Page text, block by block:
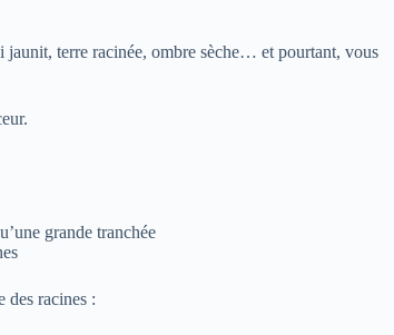
jaunit, terre racinée, ombre sèche… et pourtant, vous
grande tranchée
des racines :